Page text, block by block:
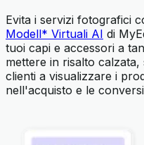
Evita i servizi fotografici
Modell* Virtuali AI di
tuoi capi e accessori a
mettere in risalto
clienti a visualizzare i
nell'acquisto e le